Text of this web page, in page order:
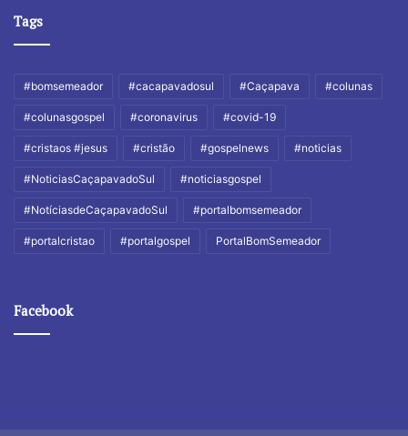
Tags
#bomsemeador #cacapavadosul #Caçapava #colunas
#colunasgospel #coronavirus #covid-19
#cristaos #jesus #cristão #gospelnews #noticias
#NoticiasCaçapavadoSul #noticiasgospel
#NotíciasdeCaçapavadoSul #portalbomsemeador
#portalcristao #portalgospel PortalBomSemeador
Facebook